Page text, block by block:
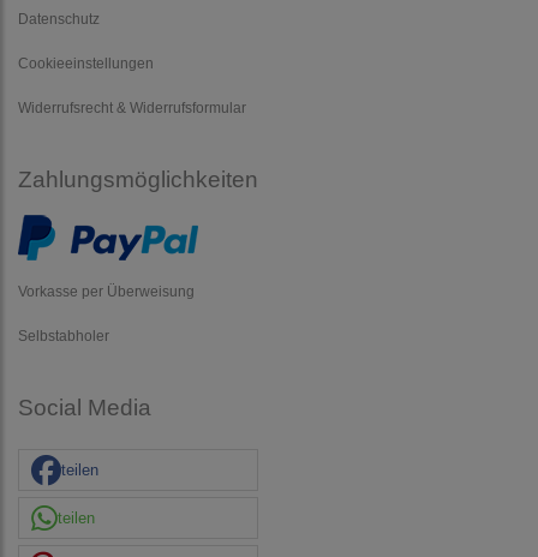
Datenschutz
Cookieeinstellungen
Widerrufsrecht & Widerrufsformular
Zahlungsmöglichkeiten
Vorkasse per Überweisung
Selbstabholer
Social Media
teilen
teilen